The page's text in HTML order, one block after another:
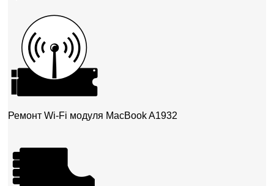
Ремонт Wi-Fi модуля MacBook A1932